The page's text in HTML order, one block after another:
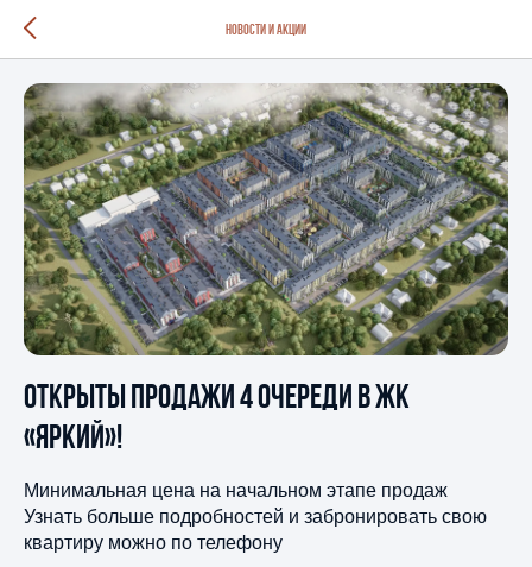
Новости и Акции
Открыты продажи 4 очереди в ЖК
«Яркий»!
Минимальная цена на начальном этапе продаж
Узнать больше подробностей и забронировать свою
квартиру можно по телефону